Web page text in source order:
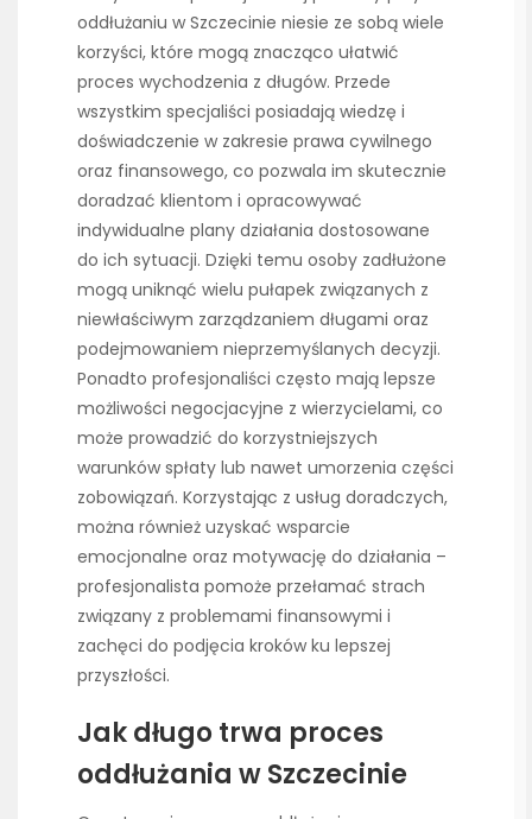
oddłużaniu w Szczecinie niesie ze sobą wiele
korzyści, które mogą znacząco ułatwić
proces wychodzenia z długów. Przede
wszystkim specjaliści posiadają wiedzę i
doświadczenie w zakresie prawa cywilnego
oraz finansowego, co pozwala im skutecznie
doradzać klientom i opracowywać
indywidualne plany działania dostosowane
do ich sytuacji. Dzięki temu osoby zadłużone
mogą uniknąć wielu pułapek związanych z
niewłaściwym zarządzaniem długami oraz
podejmowaniem nieprzemyślanych decyzji.
Ponadto profesjonaliści często mają lepsze
możliwości negocjacyjne z wierzycielami, co
może prowadzić do korzystniejszych
warunków spłaty lub nawet umorzenia części
zobowiązań. Korzystając z usług doradczych,
można również uzyskać wsparcie
emocjonalne oraz motywację do działania –
profesjonalista pomoże przełamać strach
związany z problemami finansowymi i
zachęci do podjęcia kroków ku lepszej
przyszłości.
Jak długo trwa proces
oddłużania w Szczecinie